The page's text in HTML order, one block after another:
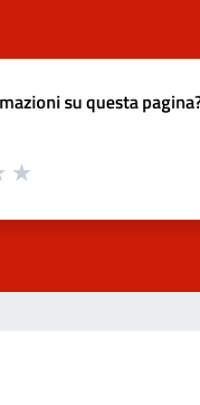
su questa